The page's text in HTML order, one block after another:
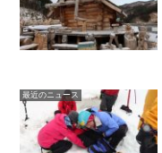
最近のニュース